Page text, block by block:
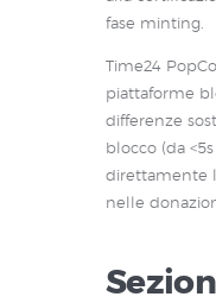
fase minting.
Time24
piattaforme
differenze
blocco (da
direttamente
nelle